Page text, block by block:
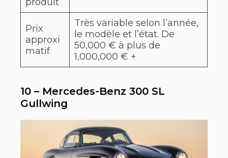
Prix
approxi
matif
Très variable selon l’année,
le modèle et l’état. De
50,000 € à plus de
1,000,000 € +
10 – Mercedes-Benz 300 SL
Gullwing